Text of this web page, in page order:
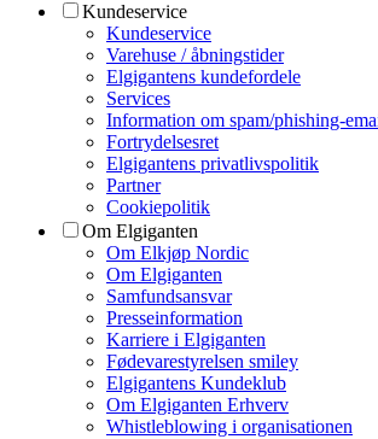
Kundeservice
Kundeservice
Varehuse / åbningstider
Elgigantens kundefordele
Services
Information om spam/phishing-
Fortrydelsesret
Elgigantens privatlivspolitik
Partner
Cookiepolitik
Om Elgiganten
Om Elkjøp Nordic
Om Elgiganten
Samfundsansvar
Presseinformation
Karriere i Elgiganten
Fødevarestyrelsen smiley
Elgigantens Kundeklub
Om Elgiganten Erhverv
Whistleblowing i organisationen